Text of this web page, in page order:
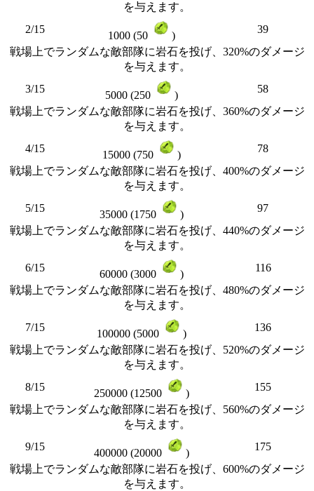
を与えます。
2/15
1000 (50 )
39
戦場上でランダムな敵部隊に岩石を投げ、320%のダメージ
を与えます。
3/15
5000 (250 )
58
戦場上でランダムな敵部隊に岩石を投げ、360%のダメージ
を与えます。
4/15
15000 (750 )
78
戦場上でランダムな敵部隊に岩石を投げ、400%のダメージ
を与えます。
5/15
35000 (1750 )
97
戦場上でランダムな敵部隊に岩石を投げ、440%のダメージ
を与えます。
6/15
60000 (3000 )
116
戦場上でランダムな敵部隊に岩石を投げ、480%のダメージ
を与えます。
7/15
100000 (5000 )
136
戦場上でランダムな敵部隊に岩石を投げ、520%のダメージ
を与えます。
8/15
250000 (12500 )
155
戦場上でランダムな敵部隊に岩石を投げ、560%のダメージ
を与えます。
9/15
400000 (20000 )
175
戦場上でランダムな敵部隊に岩石を投げ、600%のダメージ
を与えます。